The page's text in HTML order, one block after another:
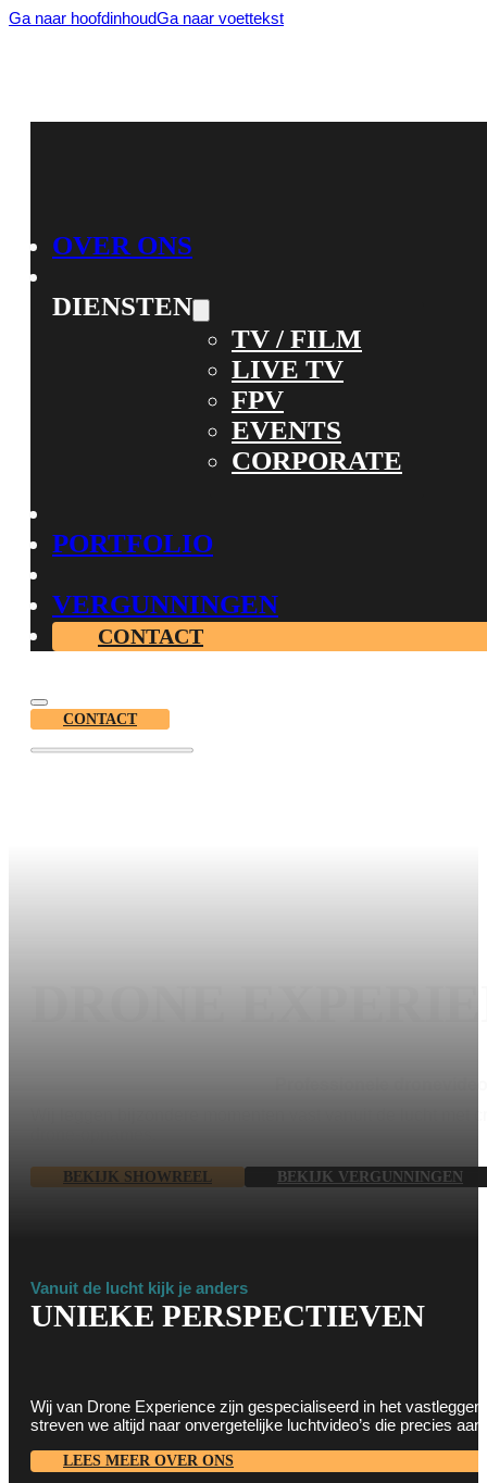
Ga naar hoofdinhoudGa naar voettekst
OVER ONS
DIENSTEN
TV / FILM
LIVE TV
FPV
EVENTS
CORPORATE
PORTFOLIO
VERGUNNINGEN
CONTACT
CONTACT
DRONE
BEKIJK SHOWREEL BEKIJK VERGUNNINGEN
Vanuit de lucht kijk je anders
UNIEKE PERSPECTIEVEN
Wij van Drone Experience zijn gespecialiseerd in het
streven we altijd naar onvergetelijke luchtvideo’s die precies
LEES MEER OVER ONS